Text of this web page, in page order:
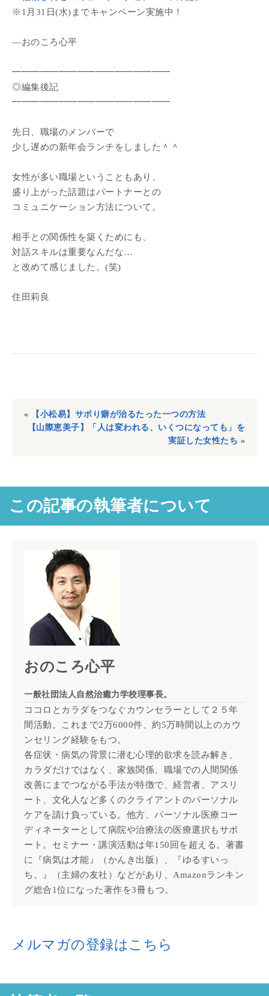
※1月31日(水)までキャンペーン実施中！
―おのころ心平
━━━━━━━━━━━━━━━━━
◎編集後記
━━━━━━━━━━━━━━━━━
先日、職場のメンバーで
少し遅めの新年会ランチをしました＾＾
女性が多い職場ということもあり、
盛り上がった話題はパートナーとの
コミュニケーション方法について。
相手との関係性を築くためにも、
対話スキルは重要なんだな…
と改めて感じました。(笑)
住田莉良
«
【小松易】サボり癖が治るたった一つの方法
【山際恵美子】「人は変われる、いくつになっても」を
実証した女性たち »
この記事の執筆者について
おのころ心平
一般社団法人自然治癒力学校理事長。
ココロとカラダをつなぐカウンセラーとして２５年
間活動。これまで2万6000件、約5万時間以上のカウ
ンセリング経験をもつ。
各症状・病気の背景に潜む心理的欲求を読み解き、
カラダだけではなく、家族関係、職場での人間関係
改善にまでつながる手法が特徴で、経営者、アスリ
ート、文化人など多くのクライアントのパーソナル
ケアを請け負っている。他方、パーソナル医療コー
ディネーターとして病院や治療法の医療選択もサポ
ート。セミナー・講演活動は年150回を超える。著書
に『病気は才能』（かんき出版）、『ゆるすいっ
ち。』（主婦の友社）などがあり、Amazonランキン
グ総合1位になった著作を3冊もつ。
メルマガの登録はこちら